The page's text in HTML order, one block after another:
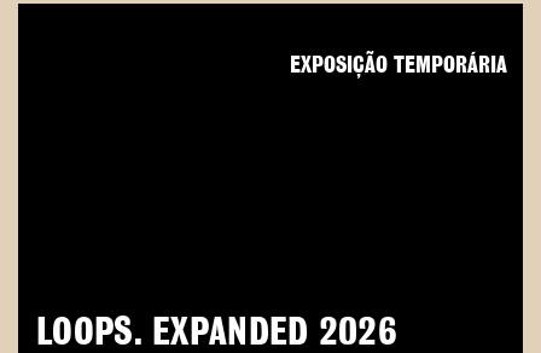
LOOPS. EXPANDED 2026
EXPOSIÇÃO TEMPORÁRIA